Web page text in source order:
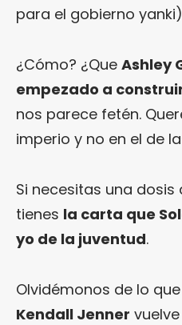
para el gobierno
¿Cómo? ¿Que Ashley
empezado a
nos parece fetén.
imperio y no en el de
Si necesitas una
tienes la carta que
yo de la juventud.
Olvidémonos de lo
Kendall Jenner